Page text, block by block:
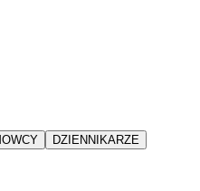
DZIENNIKARZE